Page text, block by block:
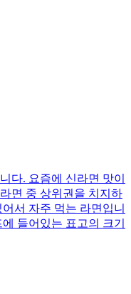
다. 요즘에 신라면 맛이
면 중 상위권을 치지하
서 자주 먹는 라면입니
들어있는 표고의 크기